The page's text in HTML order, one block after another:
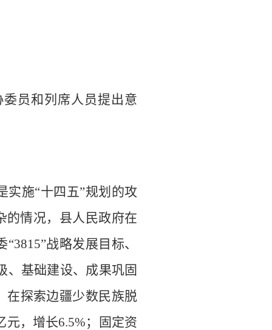
员和列席人员提出意
实施“十四五”规划的攻
的情况，县人民政府在
“3815”战略发展目标、
、基础建设、成果巩固
在探索边疆少数民族脱
元，增长6.5%；
固定资